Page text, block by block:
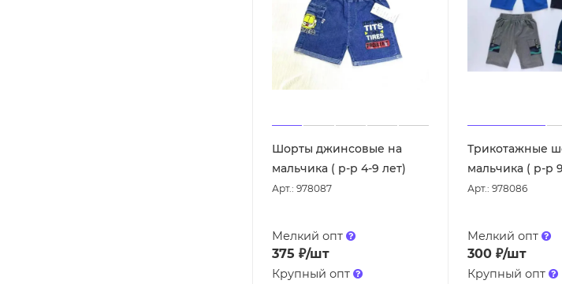
Шорты джинсовые на
мальчика ( р-р 4-9 лет)
Арт.: 978087
Мелкий опт
375 ₽/шт
Крупный опт
Трикотажные
мальчика ( р-р
Арт.: 978086
Мелкий опт
300 ₽/шт
Крупный опт